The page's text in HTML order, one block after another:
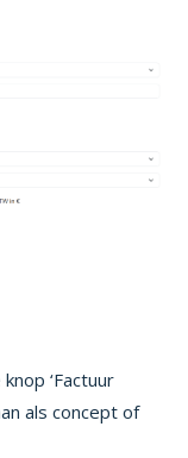
‘Factuur
als concept of